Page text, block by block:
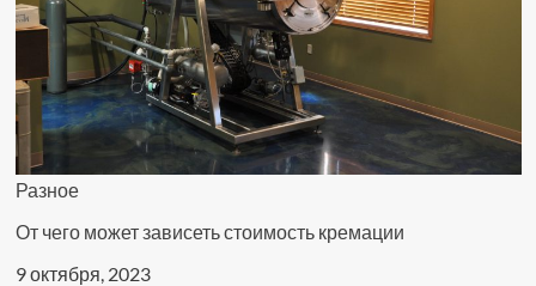
Разное
От чего может зависеть стоимость кремации
9 октября, 2023